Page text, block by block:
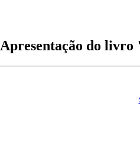
Apresentação do